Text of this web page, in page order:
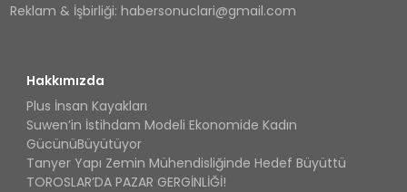
Reklam & İşbirliği: habersonuclari@gmail.com
Hakkımızda
Plus İnsan Kayakları
Suwen’in İstihdam Modeli Ekonomide Kadın
GücünüBüyütüyor
Tanyer Yapı Zemin Mühendisliğinde Hedef Büyüttü
TOROSLAR’DA PAZAR GERGİNLİĞİ!